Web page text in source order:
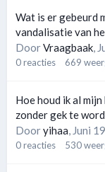
Wat is er gebeurd
vandalisatie van
DoorVraagbaak,
0reacties 669
Hoe houd ik al
zonder gek te
Dooryihaa, Juni 19
0reacties 530